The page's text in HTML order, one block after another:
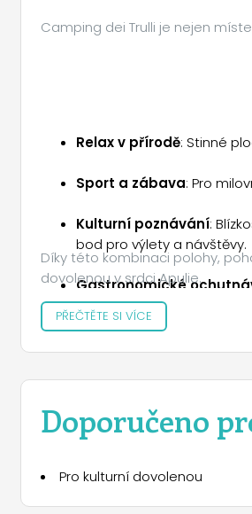
Camping dei Trulli je nejen
Relax v přírodě: Stinné
Sport a zábava: Pro
Kulturní poznávání:
bod pro výlety a návštěvy.
Gastronomické
čemuž je každé jídlo
Díky této kombinaci polohy,
dovolenou v srdci Apulie.
PŘEČTĚTE SI VÍCE
Doporučeno
Pro kulturní dovolenou